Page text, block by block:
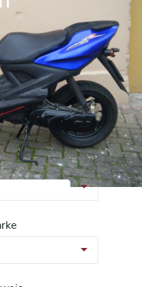
–
– kaufen
für Dein Budget: